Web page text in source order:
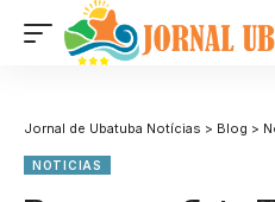
Jornal de Ubatuba Notícias > Blog >
NOTICIAS